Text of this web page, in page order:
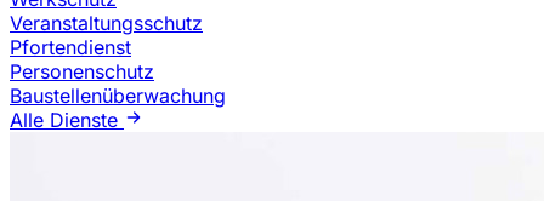
Veranstaltungsschutz
Pfortendienst
Personenschutz
Baustellenüberwachung
Alle Dienste